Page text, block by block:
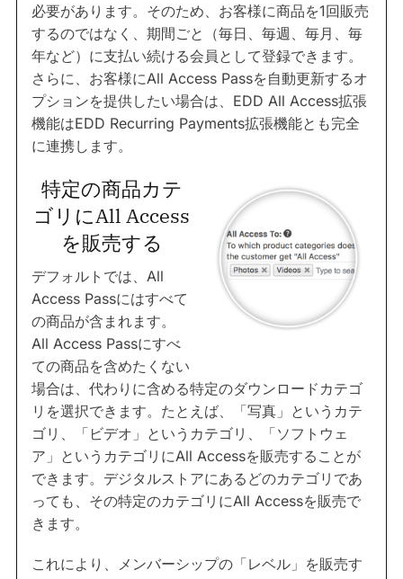
必要があります。そのため、お客様に商品を1回販売
するのではなく、期間ごと（毎日、毎週、毎月、毎
年など）に支払い続ける会員として登録できます。
さらに、お客様にAll Access Passを自動更新するオ
プションを提供したい場合は、EDD All Access拡張
機能はEDD Recurring Payments拡張機能とも完全
に連携します。
特定の商品カテ
ゴリにAll Access
を販売する
デフォルトでは、All
Access Passにはすべて
の商品が含まれます。
All Access Passにすべ
ての商品を含めたくない
場合は、代わりに含める特定のダウンロードカテゴ
リを選択できます。たとえば、「写真」というカテ
ゴリ、「ビデオ」というカテゴリ、「ソフトウェ
ア」というカテゴリにAll Accessを販売することが
できます。デジタルストアにあるどのカテゴリであ
っても、その特定のカテゴリにAll Accessを販売で
きます。
これにより、メンバーシップの「レベル」を販売す